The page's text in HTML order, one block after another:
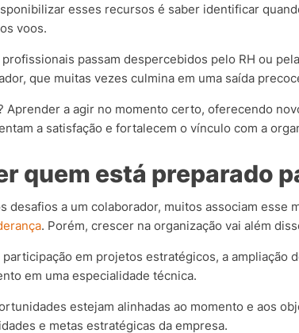
esses recursos é saber identificar
voos.
passam despercebidos pelo RH ou
que muitas vezes culmina em uma saída
Aprender a agir no momento certo, oferecendo
a satisfação e fortalecem o vínculo com a
quem está preparado
desafios a um colaborador, muitos associam esse
. Porém, crescer na organização vai além
em projetos estratégicos, a ampliação
em uma especialidade técnica.
estejam alinhadas ao momento e aos
e metas estratégicas da empresa.